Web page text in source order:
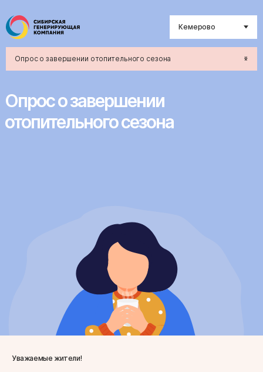
Кемерово
Опрос о завершении отопительного сезона
Опрос о завершении
отопительного сезона
Уважаемые жители!